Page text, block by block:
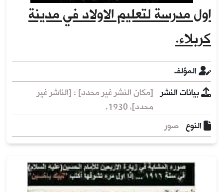
اول مدرسة لتعليم الاولاد في مدينة
كربلاء.
المؤلف
بيانات النشر [مكان النشر غير محدد] : [الناشر غير
محدد]، 1930.
النوع صور